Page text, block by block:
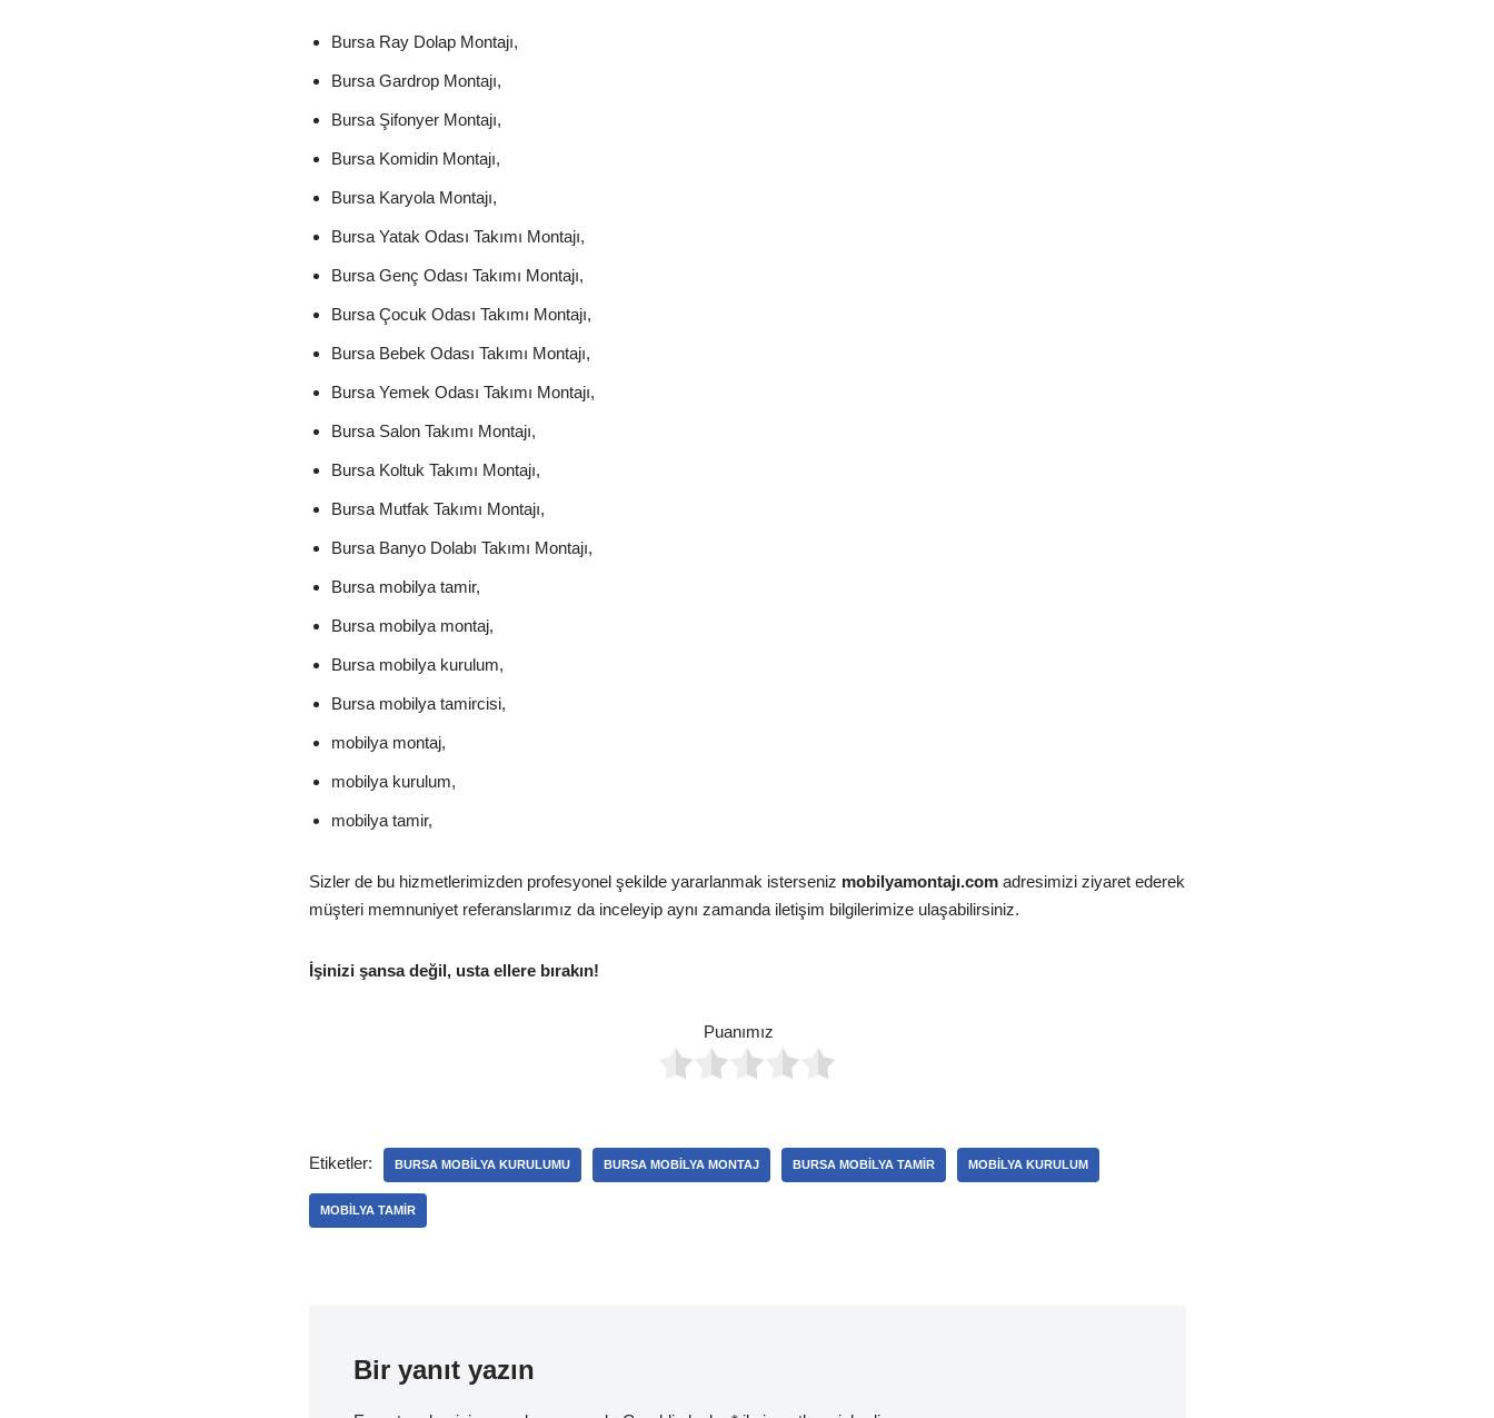
Bursa Ray Dolap Montajı,
Bursa Gardrop Montajı,
Bursa Şifonyer Montajı,
Bursa Komidin Montajı,
Bursa Karyola Montajı,
Bursa Yatak Odası Takımı Montajı,
Bursa Genç Odası Takımı Montajı,
Bursa Çocuk Odası Takımı Montajı,
Bursa Bebek Odası Takımı Montajı,
Bursa Yemek Odası Takımı Montajı,
Bursa Salon Takımı Montajı,
Bursa Koltuk Takımı Montajı,
Bursa Mutfak Takımı Montajı,
Bursa Banyo Dolabı Takımı Montajı,
Bursa mobilya tamir,
Bursa mobilya montaj,
Bursa mobilya kurulum,
Bursa mobilya tamircisi,
mobilya montaj,
mobilya kurulum,
mobilya tamir,
Sizler de bu hizmetlerimizden profesyonel şekilde yararlanmak isterseniz mobilyamontajı.com adresimizi ziyaret ederek
müşteri memnuniyet referanslarımız da inceleyip aynı zamanda iletişim bilgilerimize ulaşabilirsiniz.
İşinizi şansa değil, usta ellere bırakın!
Puanımız
Etiketler: BURSA MOBILYA KURULUMU BURSA MOBILYA MONTAJ BURSA MOBILYA TAMIR MOBILYA KURULUM
MOBILYA TAMIR
Bir yanıt yazın